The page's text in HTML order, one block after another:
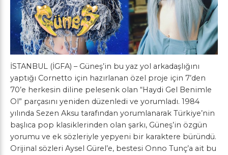
İSTANBUL (İGFA) – Güneş’in bu yaz yol arkadaşlığını
yaptığı Cornetto için hazırlanan özel proje için 7’den
70’e herkesin diline pelesenk olan “Haydi Gel Benimle
Ol” parçasını yeniden düzenledi ve yorumladı. 1984
yılında Sezen Aksu tarafından yorumlanarak Türkiye’nin
başlıca pop klasiklerinden olan şarkı, Güneş’in özgün
yorumu ve ek sözleriyle yepyeni bir karaktere büründü.
Orijinal sözleri Aysel Gürel’e, bestesi Onno Tunç’a ait bu